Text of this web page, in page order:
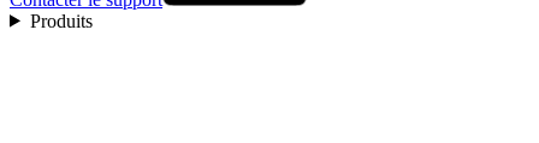
Produits